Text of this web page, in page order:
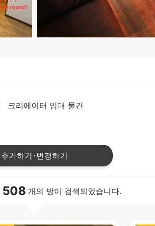
크리에이터 임대 물건
추가하기･변경하기
508 개의 방이 검색되었습니다.